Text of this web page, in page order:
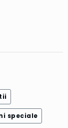
speciale